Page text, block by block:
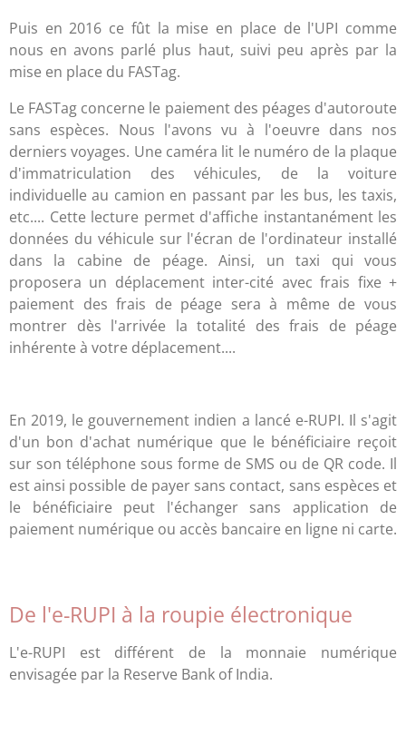
Puis en 2016 ce fût la mise en place de l'UPI comme
nous en avons parlé plus haut, suivi peu après par la
mise en place du FASTag.
Le FASTag concerne le paiement des péages d'autoroute
sans espèces. Nous l'avons vu à l'oeuvre dans nos
derniers voyages. Une caméra lit le numéro de la plaque
d'immatriculation des véhicules, de la voiture
individuelle au camion en passant par les bus, les taxis,
etc.... Cette lecture permet d'affiche instantanément les
données du véhicule sur l'écran de l'ordinateur installé
dans la cabine de péage. Ainsi, un taxi qui vous
proposera un déplacement inter-cité avec frais fixe +
paiement des frais de péage sera à même de vous
montrer dès l'arrivée la totalité des frais de péage
inhérente à votre déplacement....
En 2019, le gouvernement indien a lancé e-RUPI. Il s'agit
d'un bon d'achat numérique que le bénéficiaire reçoit
sur son téléphone sous forme de SMS ou de QR code. Il
est ainsi possible de payer sans contact, sans espèces et
le bénéficiaire peut l'échanger sans application de
paiement numérique ou accès bancaire en ligne ni carte.
De l'e-RUPI à la roupie électronique
L'e-RUPI est différent de la monnaie numérique
envisagée par la Reserve Bank of India.